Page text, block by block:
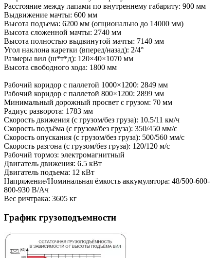
Расстояние между лапами по внутреннему габариту: 900 мм
Выдвижение мачты: 600 мм
Высота подъема: 6200 мм (опционально до 14000 мм)
Высота сложенной мачты: 2740 мм
Высота полностью выдвинутой мачты: 7140 мм
Угол наклона каретки (вперед/назад): 2/4°
Размеры вил (ш*т*д): 120×40×1070 мм
Высота свободного хода: 1800 мм
Рабочий коридор с паллетой 1000×1200: 2849 мм
Рабочий коридор с паллетой 800×1200: 2899 мм
Минимальный дорожный просвет с грузом: 70 мм
Радиус разворота: 1783 мм
Скорость движения (с грузом/без груза): 10.5/11 км/ч
Скорость подъёма (с грузом/без груза): 350/450 мм/с
Скорость опускания (с грузом/без груза): 500/560 мм/с
Скорость разгона (с грузом/без груза): 120/120 м/с
Рабочий тормоз: электромагнитный
Двигатель движения: 6.5 кВт
Двигатель подъема: 12 кВт
Напряжение/Номинальная ёмкость аккумулятора: 48/500-600-
800-930 В/Ач
Вес ричтрака: 3605 кг
График грузоподъемности